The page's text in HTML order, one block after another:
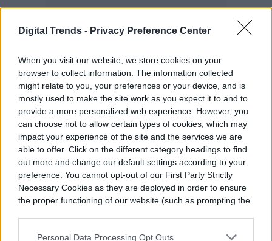
Digital Trends - Privacy Preference Center
When you visit our website, we store cookies on your
browser to collect information. The information collected
might relate to you, your preferences or your device, and is
mostly used to make the site work as you expect it to and to
provide a more personalized web experience. However, you
can choose not to allow certain types of cookies, which may
impact your experience of the site and the services we are
able to offer. Click on the different category headings to find
out more and change our default settings according to your
preference. You cannot opt-out of our First Party Strictly
Necessary Cookies as they are deployed in order to ensure
the proper functioning of our website (such as prompting the
Personal Data Processing Opt Outs
Así que, en cualquier caso,Pinky Fox, la
compañía encargada de esta aplicación,
podría ofrecer algo más por este precio,
que aunque no sea un coste desorbitado,